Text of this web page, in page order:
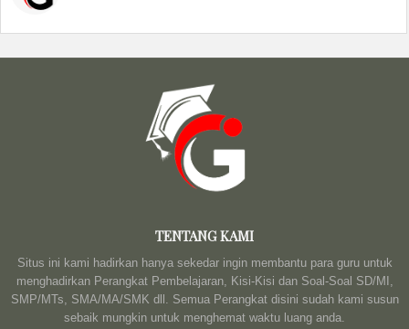
TENTANG KAMI
Situs ini kami hadirkan hanya sekedar ingin membantu para guru untuk
menghadirkan Perangkat Pembelajaran, Kisi-Kisi dan Soal-Soal SD/MI,
SMP/MTs, SMA/MA/SMK dll. Semua Perangkat disini sudah kami susun
sebaik mungkin untuk menghemat waktu luang anda.